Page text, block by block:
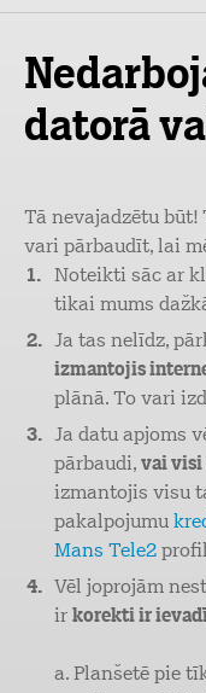
datorā
Tā nevajadzētu būt!
vari pārbaudīt, lai
Noteikti sāc ar
tikai mums
Ja tas nelīdz,
izmantojis
plānā. To vari
Ja datu apjoms
pārbaudi, vai visi
izmantojis visu
pakalpojumu
Mans Tele2
Vēl joprojām
ir korekti ir
a. Planšetē pie